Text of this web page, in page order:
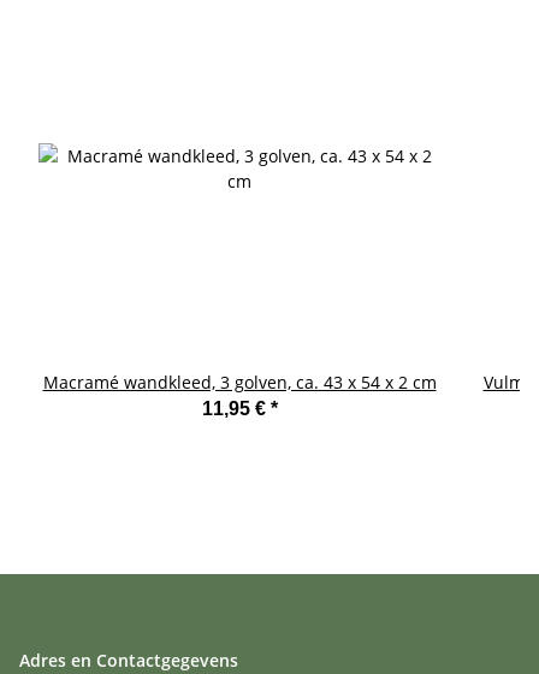
Macramé wandkleed, 3 golven, ca. 43 x 54 x 2 cm
11,95 € *
Adres en Contactgegevens